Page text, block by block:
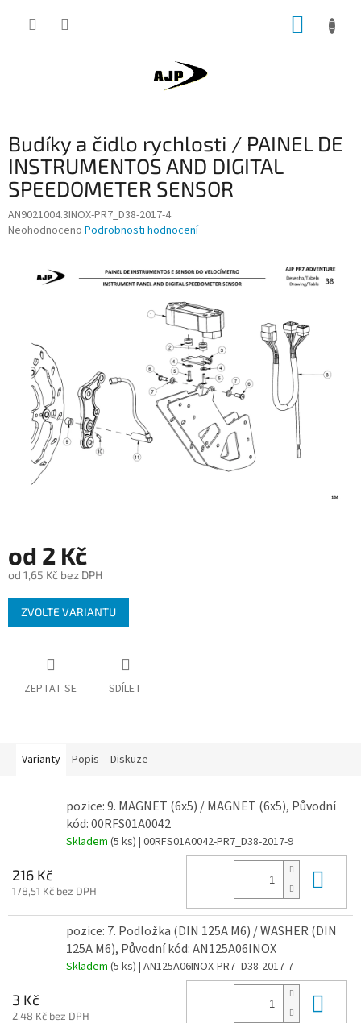
Budíky a čidlo rychlosti / PAINEL DE
INSTRUMENTOS AND DIGITAL
SPEEDOMETER SENSOR
AN9021004.3INOX-PR7_D38-2017-4
Průměrné
Neohodnoceno Podrobnosti hodnocení
od 2 Kč
od 1,65 Kč bez DPH
Měrná
cena:
ZVOLTE VARIANTU
ZEPTAT SE SDÍLET
Varianty Popis Diskuze
pozice: 9. MAGNET (6x5) / MAGNET (6x5), Původní
kód: 00RFS01A0042
Skladem (5 ks) | 00RFS01A0042-PR7_D38-2017-9
216 Kč
178,51 Kč bez DPH
pozice: 7. Podložka (DIN 125A M6) / WASHER (DIN
125A M6), Původní kód: AN125A06INOX
Skladem (5 ks) | AN125A06INOX-PR7_D38-2017-7
3 Kč
2,48 Kč bez DPH